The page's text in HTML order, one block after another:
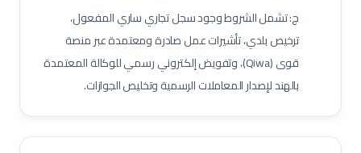
مسؤول سلامة وصحة مهنية (نفط وغاز)
مراقب حرائق وسلامة
مهندس أنابيب
مهندس ميكانيك (نفط وغاز)
مهندس كهرباء (نفط وغاز)
ج: تشمل الشروط وجود سجل تجاري ساري المفعول،
ترخيص بلدي، تأشيرات عمل صادرة ومعتمدة عبر منصة
قوى (Qiwa)، وتفويض إلكتروني رسمي للوكالة المعتمدة
بالهند لإصدار المعاملات الرسمية وتخليص الجوازات.